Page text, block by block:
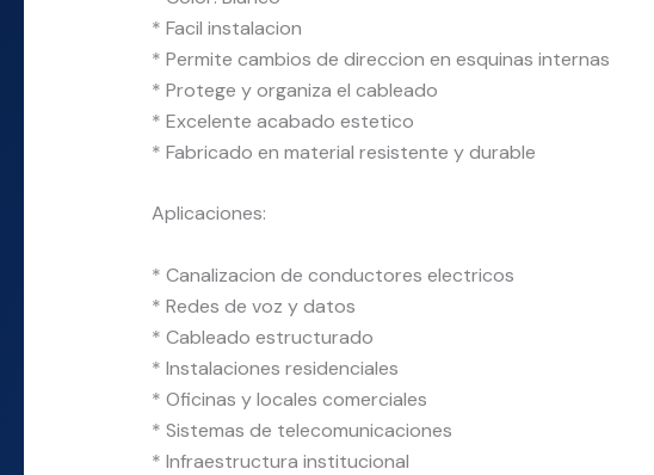
* Facil instalacion
* Permite cambios de direccion en esquinas internas
* Protege y organiza el cableado
* Excelente acabado estetico
* Fabricado en material resistente y durable
Aplicaciones:
* Canalizacion de conductores electricos
* Redes de voz y datos
* Cableado estructurado
* Instalaciones residenciales
* Oficinas y locales comerciales
* Sistemas de telecomunicaciones
* Infraestructura institucional